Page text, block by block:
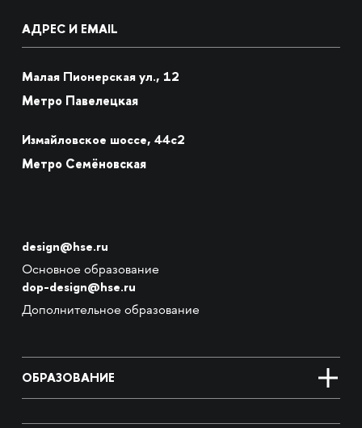
АДРЕС И EMAIL
Малая Пионерская ул., 12
Метро Павелецкая
Измайловское шоссе, 44с2
Метро Семёновская
design@hse.ru
Основное образование
dop-design@hse.ru
Дополнительное образование
ОБРАЗОВАНИЕ